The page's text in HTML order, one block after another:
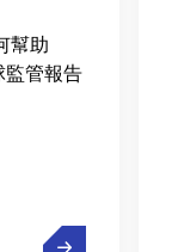
幫助
管報告
簡化盧森堡向